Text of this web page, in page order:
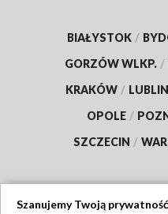
BIAŁYSTOK /
GORZÓW WLKP. /
KRAKÓW / LUBLIN
OPOLE /
SZCZECIN /
Szanujemy Twoją prywatność